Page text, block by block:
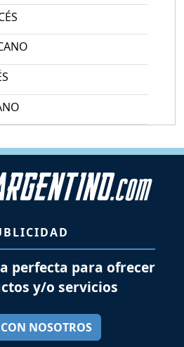
perfecta para ofrecer
y/o servicios
NOSOTROS